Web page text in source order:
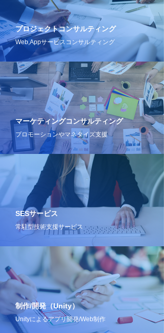
プロジェクトコンサルティング
​Web,Appサービスコンサルティング
マーケティングコンサルティング
プロモーションやマネタイズ支援
SESサービス
常駐型技術支援サービス
制作/開発（Unity）
Unityによるアプリ開発/Web制作